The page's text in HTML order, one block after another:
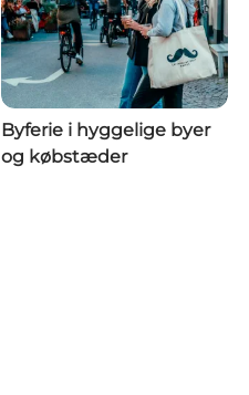
Byferie i hyggelige byer
og købstæder